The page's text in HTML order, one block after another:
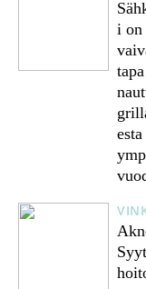
i on
tapa
esta